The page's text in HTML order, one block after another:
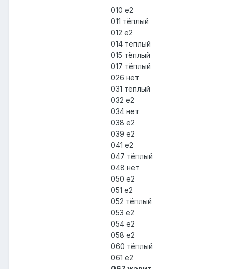
010 е2
011 тёплый
012 е2
014 теплый
015 тёплый
017 тёплый
026 нет
031 тёплый
032 е2
034 нет
038 е2
039 е2
041 е2
047 тёплый
048 нет
050 е2
051 е2
052 тёплый
053 е2
054 е2
058 е2
060 тёплый
061 е2